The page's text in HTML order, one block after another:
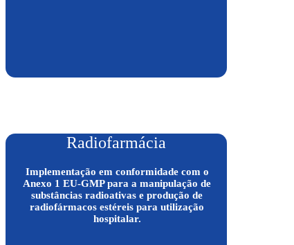
Radiofarmácia
Implementação em conformidade com o
Anexo 1 EU-GMP para a manipulação de
substâncias radioativas e produção de
radiofármacos estéreis para utilização
hospitalar.